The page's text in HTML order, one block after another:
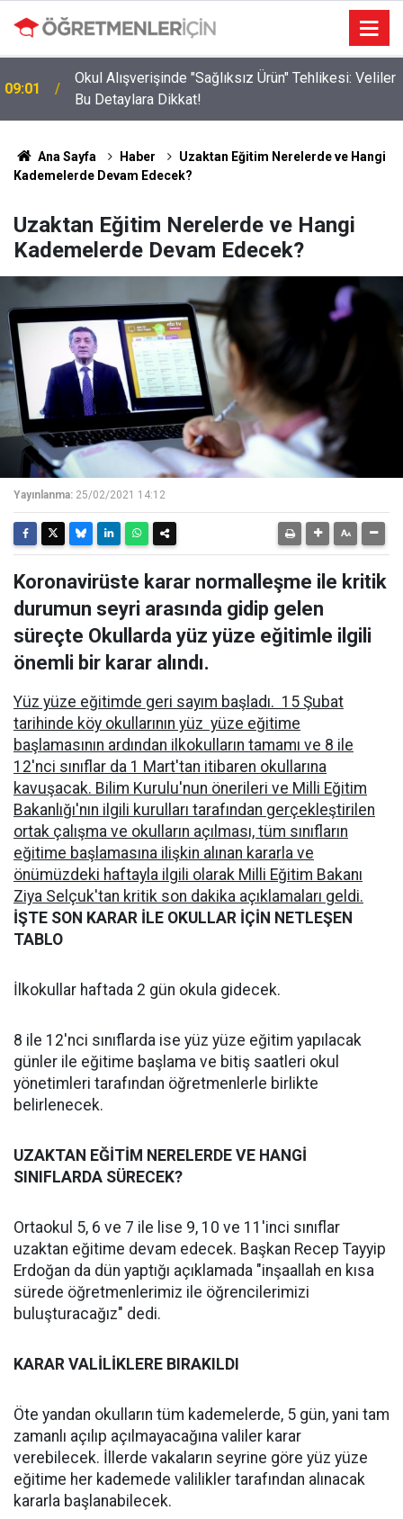
19:03
Danıştay’dan Binlerce Öğretmeni Sevindiren Karar:
MEB'in Ek Ders Kısıtlaması Son Buldu!
Ana Sayfa Haber
Uzaktan Eğitim Nerelerde ve Hangi
Kademelerde Devam Edecek?
Uzaktan Eğitim Nerelerde ve Hangi
Kademelerde Devam Edecek?
Yayınlanma: 25/02/2021 14:12
Koronavirüste karar normalleşme ile kritik
durumun seyri arasında gidip gelen
süreçte Okullarda yüz yüze eğitimle ilgili
önemli bir karar alındı.
Yüz yüze eğitimde geri sayım başladı. 15 Şubat
tarihinde köy okullarının yüz yüze eğitime
başlamasının ardından ilkokulların tamamı ve 8 ile
12'nci sınıflar da 1 Mart'tan itibaren okullarına
kavuşacak. Bilim Kurulu'nun önerileri ve Milli Eğitim
Bakanlığı'nın ilgili kurulları tarafından gerçekleştirilen
ortak çalışma ve okulların açılması, tüm sınıfların
eğitime başlamasına ilişkin alınan kararla ve
önümüzdeki haftayla ilgili olarak Milli Eğitim Bakanı
Ziya Selçuk'tan kritik son dakika açıklamaları geldi.
İŞTE SON KARAR İLE OKULLAR İÇİN NETLEŞEN
TABLO
İlkokullar haftada 2 gün okula gidecek.
8 ile 12'nci sınıflarda ise yüz yüze eğitim yapılacak
günler ile eğitime başlama ve bitiş saatleri okul
yönetimleri tarafından öğretmenlerle birlikte
belirlenecek.
UZAKTAN EĞİTİM NERELERDE VE HANGİ
SINIFLARDA SÜRECEK?
Ortaokul 5, 6 ve 7 ile lise 9, 10 ve 11'inci sınıflar
uzaktan eğitime devam edecek. Başkan Recep Tayyip
Erdoğan da dün yaptığı açıklamada "inşaallah en kısa
sürede öğretmenlerimiz ile öğrencilerimizi
buluşturacağız" dedi.
KARAR VALİLİKLERE BIRAKILDI
Öte yandan okulların tüm kademelerde, 5 gün, yani tam
zamanlı açılıp açılmayacağına valiler karar
verebilecek. İllerde vakaların seyrine göre yüz yüze
eğitime her kademede valilikler tarafından alınacak
kararla başlanabilecek.